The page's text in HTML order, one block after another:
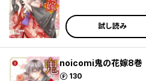
試し読み
noicomi鬼の花嫁8巻
130
ポイント